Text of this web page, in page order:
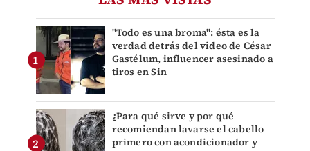
"Todo es una broma": ésta es la
verdad detrás del video de César
Gastélum, influencer asesinado a
tiros en Sin
¿Para qué sirve y por qué
recomiendan lavarse el cabello
primero con acondicionador y